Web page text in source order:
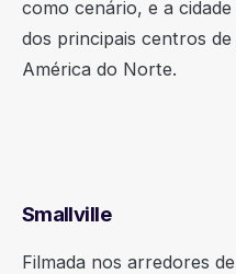
como cenário, e a
dos principais centros
América do Norte.
Smallville
Filmada nos arredores